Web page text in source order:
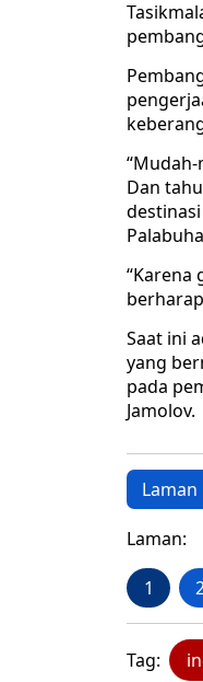
Dan
“Karena
Saat ini
yang
pada
Jamolov.
Laman:
1
Tag: